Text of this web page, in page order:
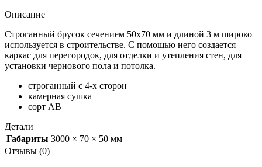
Описание
Строганный брусок сечением 50х70 мм и длиной 3 м широко
используется в строительстве. С помощью него создается
каркас для перегородок, для отделки и утепления стен, для
установки чернового пола и потолка.
строганный с 4-х сторон
камерная сушка
сорт АВ
Детали
Габариты 3000 × 70 × 50 мм
Отзывы (0)